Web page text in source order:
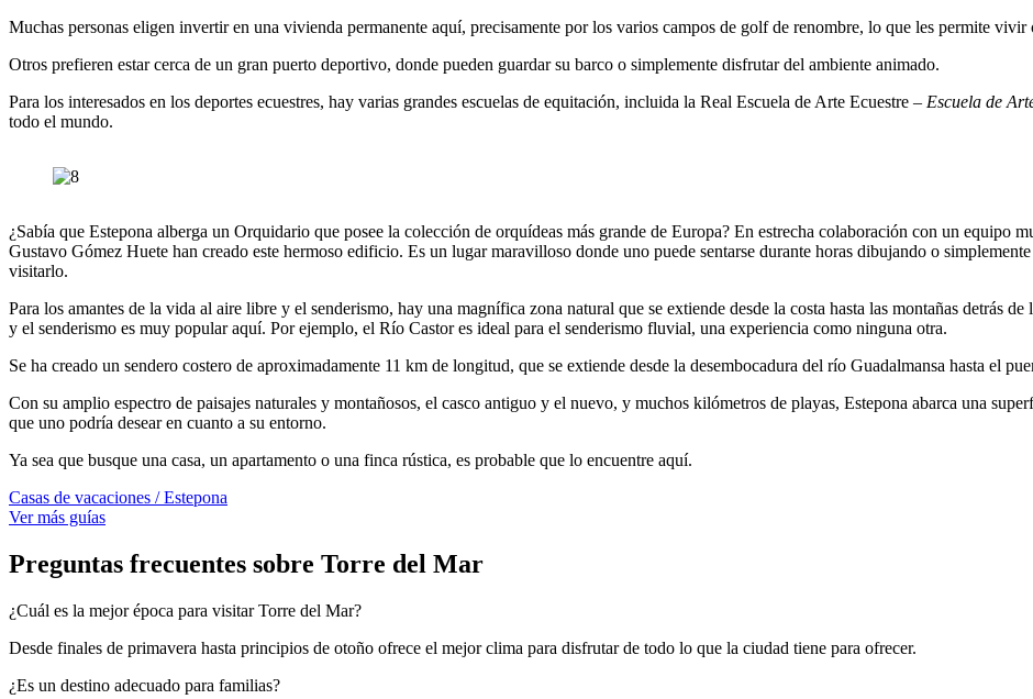
Muchas personas eligen invertir en una vivienda permanente aquí, precisamente por los varios campos de golf de renombre, lo que les permite vivir
Otros prefieren estar cerca de un gran puerto deportivo, donde pueden guardar su barco o simplemente disfrutar del ambiente animado.
Para los interesados en los deportes ecuestres, hay varias grandes escuelas de equitación, incluida la Real Escuela de Arte Ecuestre – Escuela de
todo el mundo.
¿Sabía que Estepona alberga un Orquidario que posee la colección de orquídeas más grande de Europa? En estrecha colaboración con un equipo
Gustavo Gómez Huete han creado este hermoso edificio. Es un lugar maravilloso donde uno puede sentarse durante horas dibujando o
visitarlo.
Para los amantes de la vida al aire libre y el senderismo, hay una magnífica zona natural que se extiende desde la costa hasta las montañas detrás
y el senderismo es muy popular aquí. Por ejemplo, el Río Castor es ideal para el senderismo fluvial, una experiencia como ninguna otra.
Se ha creado un sendero costero de aproximadamente 11 km de longitud, que se extiende desde la desembocadura del río Guadalmansa hasta el
Con su amplio espectro de paisajes naturales y montañosos, el casco antiguo y el nuevo, y muchos kilómetros de playas, Estepona abarca una
que uno podría desear en cuanto a su entorno.
Ya sea que busque una casa, un apartamento o una finca rústica, es probable que lo encuentre aquí.
Casas de vacaciones / Estepona
Ver más guías
Preguntas frecuentes sobre Torre del Mar
¿Cuál es la mejor época para visitar Torre del Mar?
Desde finales de primavera hasta principios de otoño ofrece el mejor clima para disfrutar de todo lo que la ciudad tiene para ofrecer.
¿Es un destino adecuado para familias?